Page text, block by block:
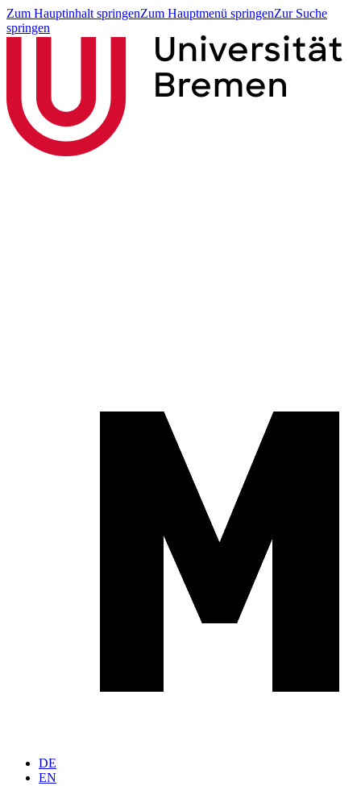
Zum Hauptinhalt springenZum Hauptmenü springenZur Suche
springen
DE
EN